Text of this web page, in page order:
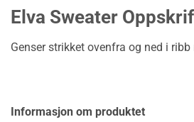
Elva Sweater
Genser strikket ovenfra og ned i
Informasjon om produktet